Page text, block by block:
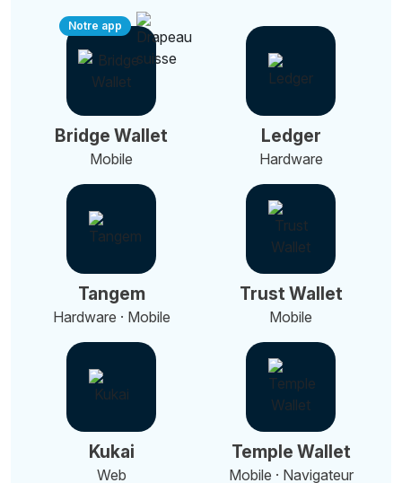
Notre app
Bridge Wallet
Mobile
Ledger
Hardware
Tangem
Hardware · Mobile
Trust Wallet
Mobile
Kukai
Web
Temple Wallet
Mobile · Navigateur